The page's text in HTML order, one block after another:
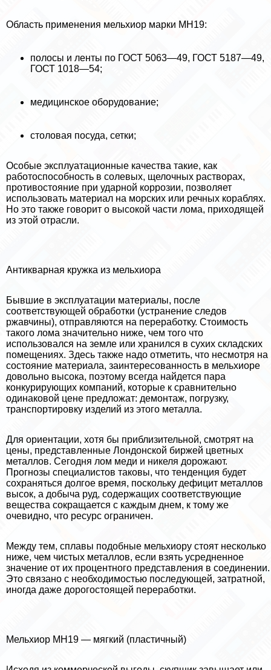
Область применения мельхиор марки МН19:
полосы и ленты по ГОСТ 5063—49, ГОСТ 5187—49,
ГОСТ 1018—54;
медицинское оборудование;
столовая посуда, сетки;
Особые эксплуатационные качества такие, как
работоспособность в солевых, щелочных растворах,
противостояние при ударной коррозии, позволяет
использовать материал на морских или речных кораблях.
Но это также говорит о высокой части лома, приходящей
из этой отрасли.
Антикварная кружка из мельхиора
Бывшие в эксплуатации материалы, после
соответствующей обработки (устранение следов
ржавчины), отправляются на переработку. Стоимость
такого лома значительно ниже, чем того что
использовался на земле или хранился в сухих складских
помещениях. Здесь также надо отметить, что несмотря на
состояние материала, заинтересованность в мельхиоре
довольно высока, поэтому всегда найдется пара
конкурирующих компаний, которые к сравнительно
одинаковой цене предложат: демонтаж, погрузку,
трaнcпортировку изделий из этого металла.
Для ориентации, хотя бы приблизительной, смотрят на
цены, представленные Лондонской биржей цветных
металлов. Сегодня лом меди и никеля дорожают.
Прогнозы специалистов таковы, что тенденция будет
сохраняться долгое время, поскольку дефицит металлов
высок, а добыча руд, содержащих соответствующие
вещества сокращается с каждым днем, к тому же
очевидно, что ресурс ограничен.
Между тем, сплавы подобные мельхиору стоят несколько
ниже, чем чистых металлов, если взять усредненное
значение от их процентного представления в соединении.
Это связано с необходимостью последующей, затратной,
иногда даже дорогостоящей переработки.
Мельхиор МН19 — мягкий (пластичный)